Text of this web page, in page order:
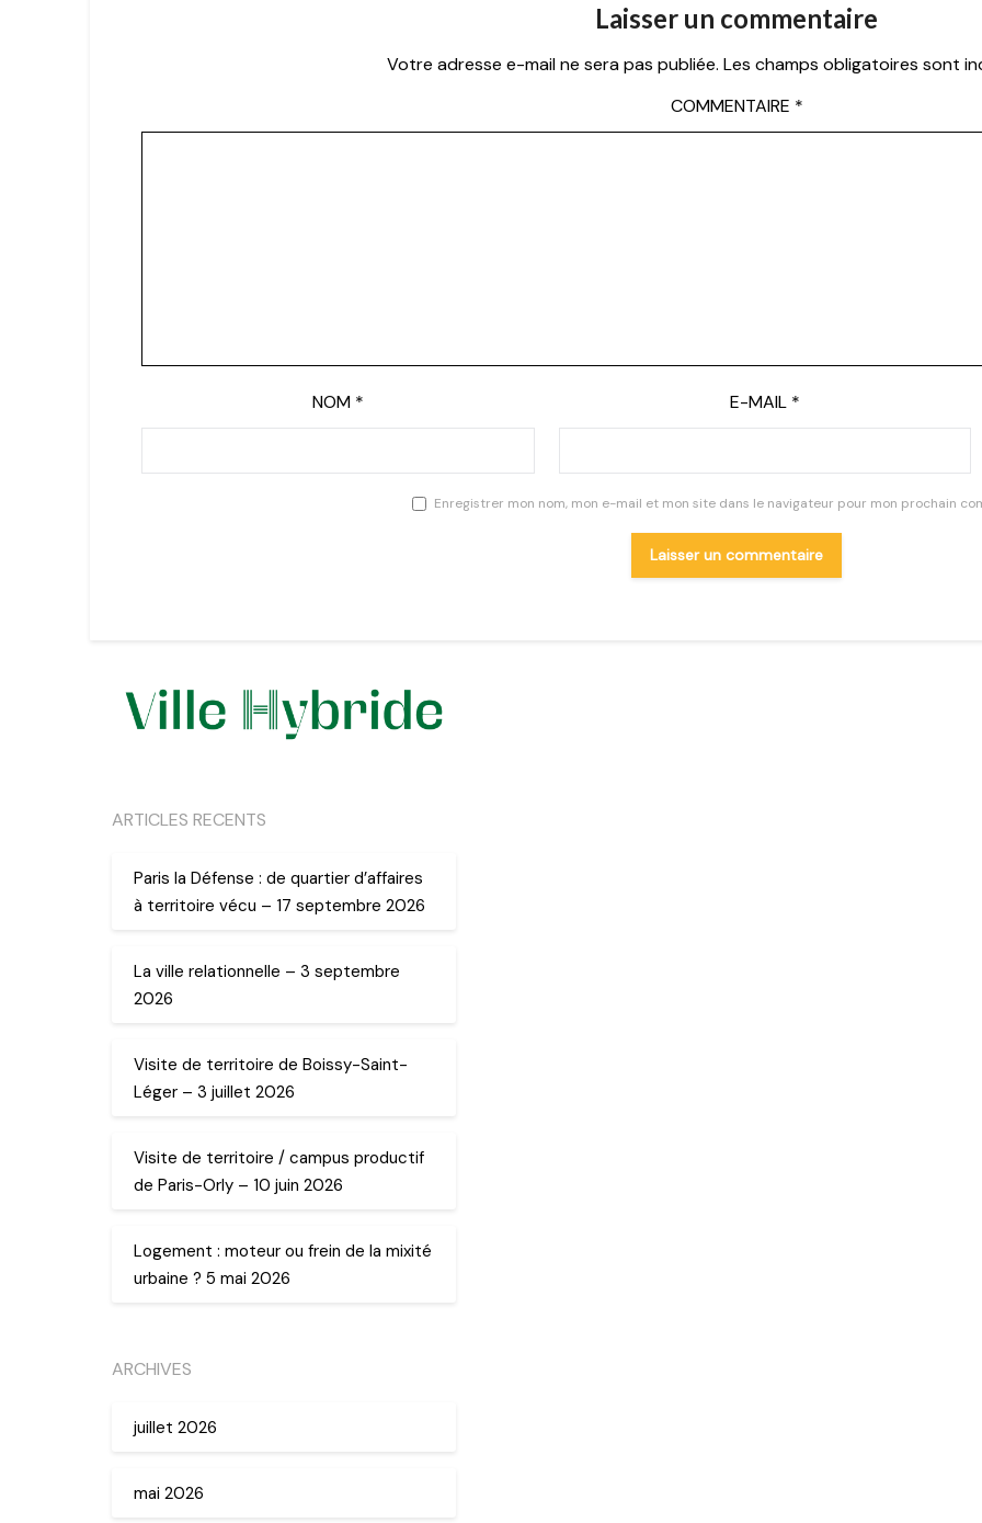
Laisser un commentaire
Votre adresse e-mail ne sera pas publiée. Les champs obligatoires sont
COMMENTAIRE *
NOM * E-MAIL *
Enregistrer mon nom, mon e-mail et mon site dans le navigateur pour mon prochain
ARTICLES RECENTS
Paris la Défense : de quartier d’affaires
à territoire vécu – 17 septembre 2026
La ville relationnelle – 3 septembre
2026
Visite de territoire de Boissy-Saint-
Léger – 3 juillet 2026
Visite de territoire / campus productif
de Paris-Orly – 10 juin 2026
Logement : moteur ou frein de la mixité
urbaine ? 5 mai 2026
ARCHIVES
juillet 2026
mai 2026